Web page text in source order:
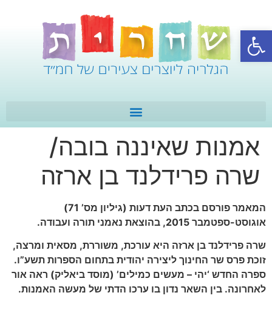
פתח סרגל נגישות
אמנות שאיננה בובה/
שרה פרידלנד בן ארזה
המאמר פורסם בכתב העת דעות (גיליון מס’ 71)
אוגוסט-ספטמבר 2015, בהוצאת נאמני תורה ועבודה.
שרה פרידלנד בן ארזה היא עורכת, משוררת, מסאית ומרצה,
זוכת פרס שר החינוך ליצירה יהודית בתחום הספרות תשע”ו.
ספרה החדש ‘יהי – מעשים כמילים’ (מוסד ביאליק) ראה אור
לאחרונה. בין השאר נדון בו ערכו הדתי של מעשה האמנות.